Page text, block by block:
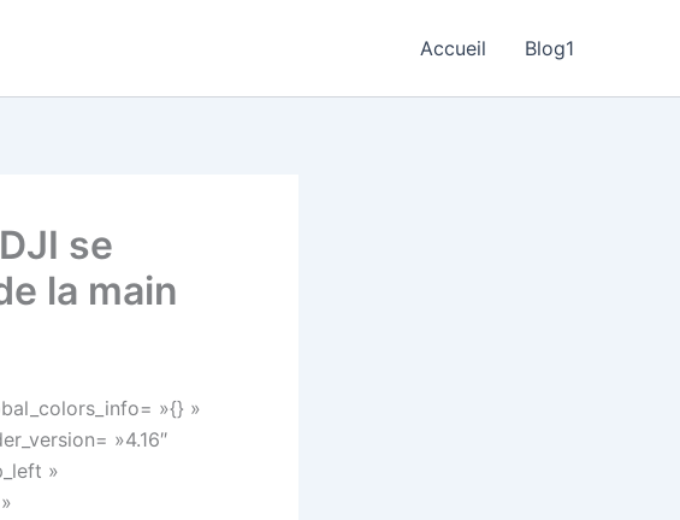
Accueil Blog1
se
la main
»{} »
»4.16″
»